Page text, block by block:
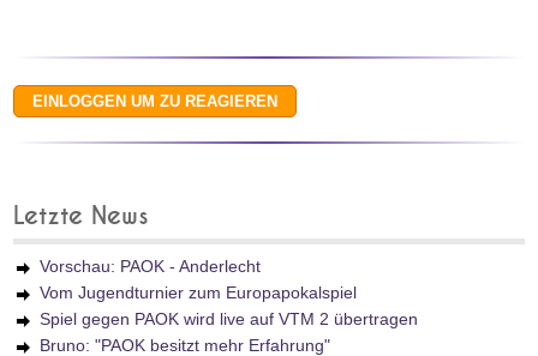
Letzte News
Vorschau: PAOK - Anderlecht
Vom Jugendturnier zum Europapokalspiel
Spiel gegen PAOK wird live auf VTM 2 übertragen
Bruno: "PAOK besitzt mehr Erfahrung"